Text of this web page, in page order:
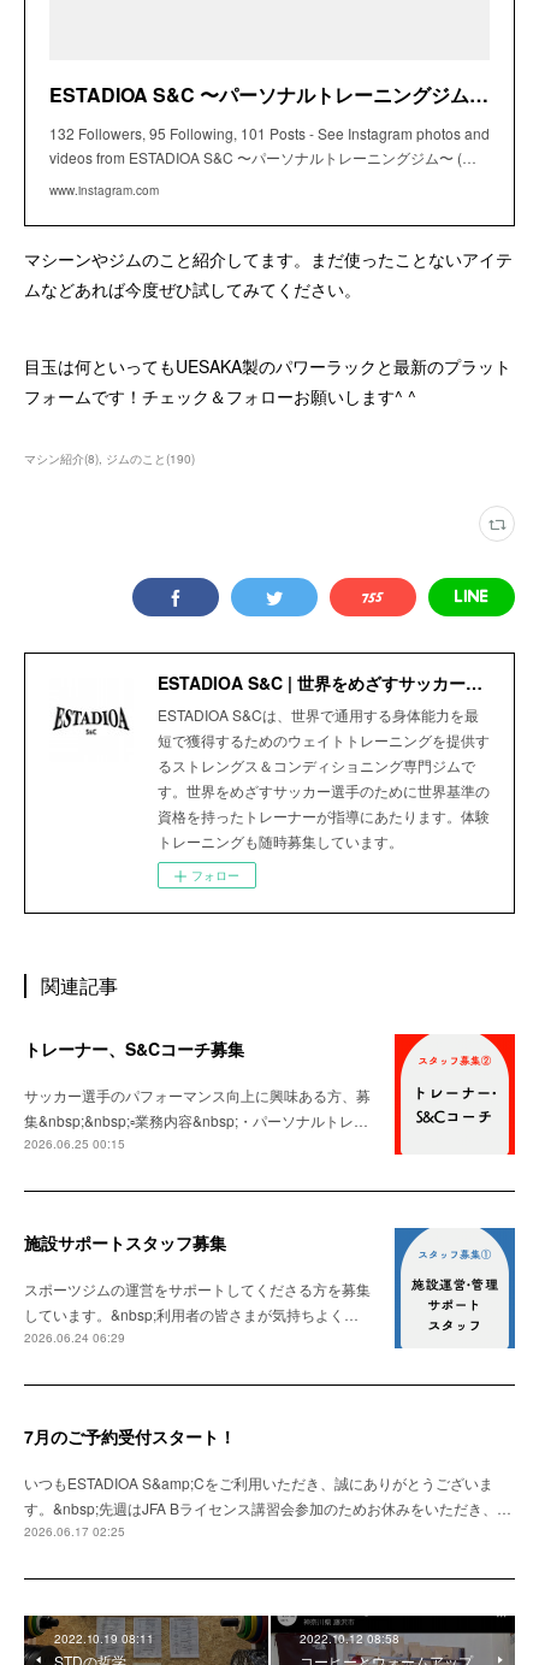
ESTADIOA S&C 〜パーソナルトレーニングジム〜 (@estadioa.sc) • Instagram photos and videos
132 Followers, 95 Following, 101 Posts - See Instagram photos and
videos from ESTADIOA S&C 〜パーソナルトレーニングジム〜 (…
www.instagram.com
マシーンやジムのこと紹介してます。まだ使ったことないアイテ
ムなどあれば今度ぜひ試してみてください。
目玉は何といってもUESAKA製のパワーラックと最新のプラット
フォームです！チェック＆フォローお願いします^ ^
マシン紹介(8) ジムのこと(190)
ESTADIOA S&C | 世界をめざすサッカー選手のためのStrength＆Conditioning Gym
ESTADIOA S&Cは、世界で通用する身体能力を最
短で獲得するためのウェイトトレーニングを提供す
るストレングス＆コンディショニング専門ジムで
す。世界をめざすサッカー選手のために世界基準の
資格を持ったトレーナーが指導にあたります。体験
トレーニングも随時募集しています。
フォロー
関連記事
トレーナー、S&Cコーチ募集
サッカー選手のパフォーマンス向上に興味ある方、募
集&nbsp;&nbsp;▫️業務内容&nbsp;・パーソナルトレ…
2026.06.25 00:15
施設サポートスタッフ募集
スポーツジムの運営をサポートしてくださる方を募集
しています。&nbsp;利用者の皆さまが気持ちよく…
2026.06.24 06:29
7月のご予約受付スタート！
いつもESTADIOA S&amp;Cをご利用いただき、誠にありがとうございま
す。&nbsp;先週はJFA Bライセンス講習会参加のためお休みをいただき、…
2026.06.17 02:25
2022.10.19 08:11
STDの哲学
2022.10.12 08:58
コーヒーとウォームアップ